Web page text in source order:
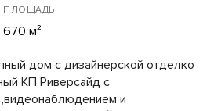
ПЛОЩАДЬ
670 м²
дом с дизайнерской отделко
КП Риверсайд с
,видеонаблюдением и